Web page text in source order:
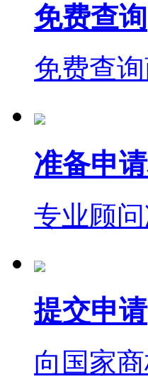
免费查询
免费查
准备申
专业顾
提交申请
向国家